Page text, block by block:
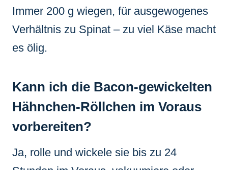
Immer 200 g wiegen, für ausgewogenes
Verhältnis zu Spinat – zu viel Käse macht
es ölig.
Kann ich die Bacon-gewickelten
Hähnchen-Röllchen im Voraus
vorbereiten?
Ja, rolle und wickele sie bis zu 24